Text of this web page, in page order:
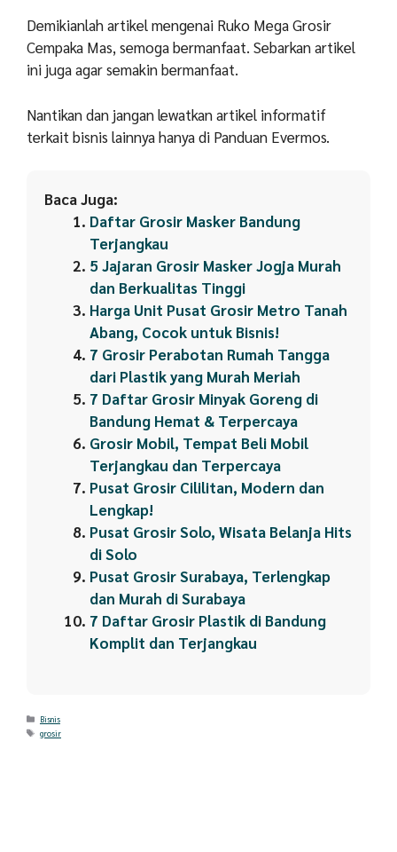
Demikianlah artikel mengenai Ruko Mega Grosir
Cempaka Mas, semoga bermanfaat. Sebarkan artikel
ini juga agar semakin bermanfaat.
Nantikan dan jangan lewatkan artikel informatif
terkait bisnis lainnya hanya di Panduan Evermos.
Baca Juga:
Daftar Grosir Masker Bandung
Terjangkau
5 Jajaran Grosir Masker Jogja Murah
dan Berkualitas Tinggi
Harga Unit Pusat Grosir Metro Tanah
Abang, Cocok untuk Bisnis!
7 Grosir Perabotan Rumah Tangga
dari Plastik yang Murah Meriah
7 Daftar Grosir Minyak Goreng di
Bandung Hemat & Terpercaya
Grosir Mobil, Tempat Beli Mobil
Terjangkau dan Terpercaya
Pusat Grosir Cililitan, Modern dan
Lengkap!
Pusat Grosir Solo, Wisata Belanja Hits
di Solo
Pusat Grosir Surabaya, Terlengkap
dan Murah di Surabaya
7 Daftar Grosir Plastik di Bandung
Komplit dan Terjangkau
Categories
Bisnis
Tags
grosir